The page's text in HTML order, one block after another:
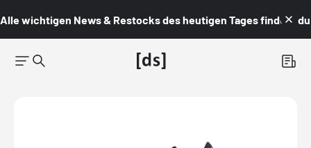
Alle wichtigen News & Restocks des heutigen Tages findest du